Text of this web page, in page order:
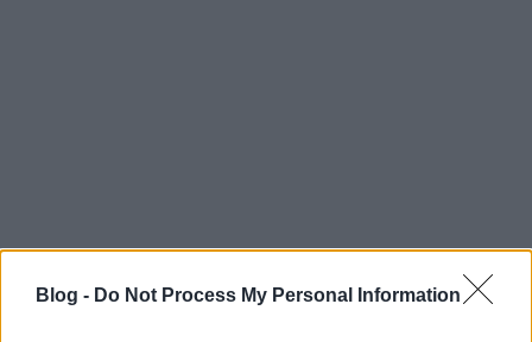
Blog - Do Not Process My Personal Information